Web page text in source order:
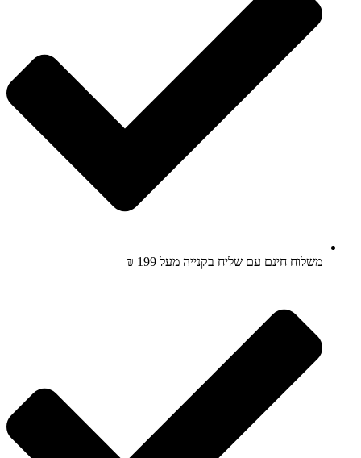
משלוח חינם עם שליח בקנייה מעל 199 ₪